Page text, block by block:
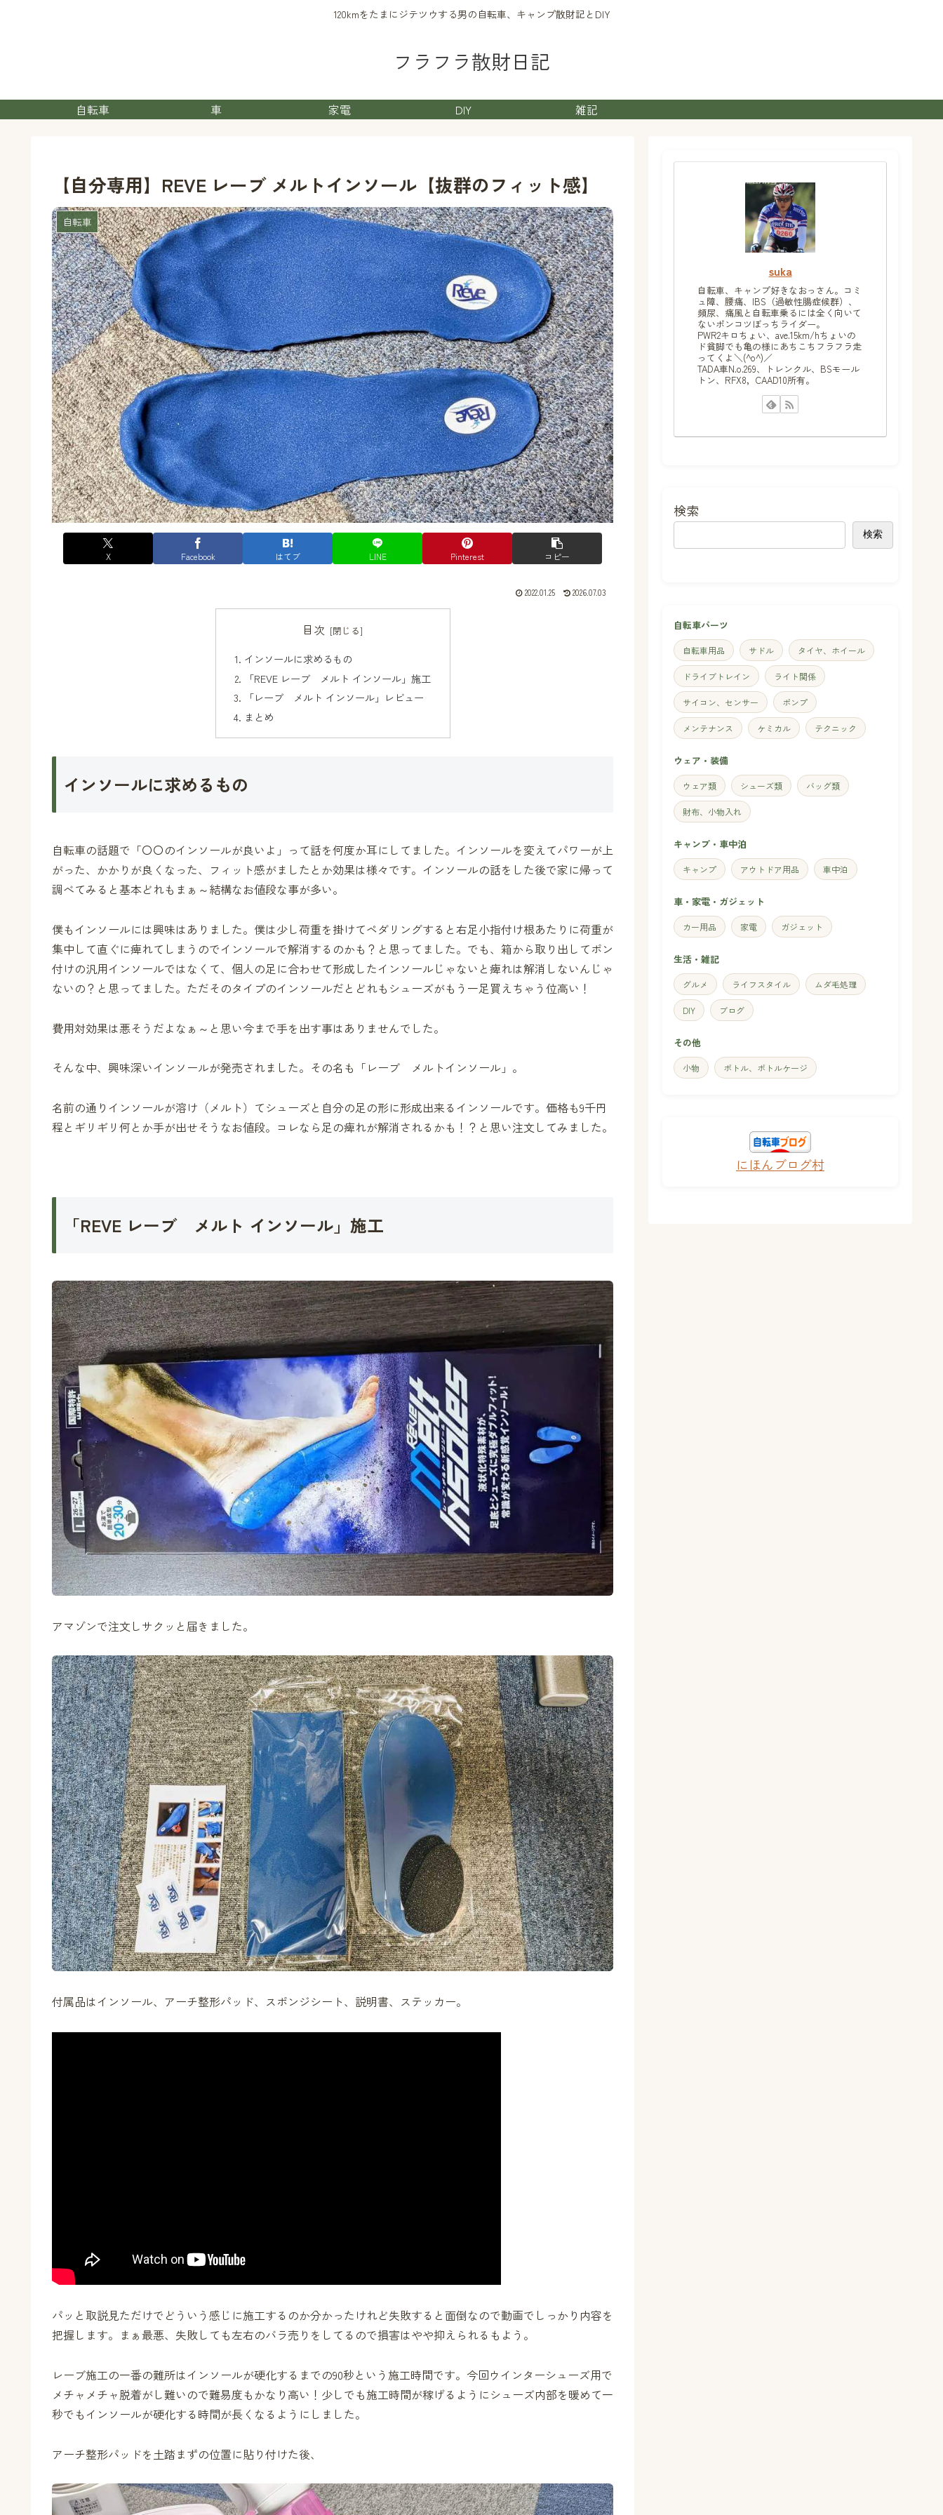
120kmをたまにジテツウする男の自転車、キャンプ散財記とDIY
フラフラ散財日記
自転車 車 家電 DIY 雑記
【自分専用】REVE レーブ メルトインソール【抜群のフィット感】
自転車
X Facebook はてブ LINE Pinterest コピー
2022.01.25 2026.07.03
目次
インソールに求めるもの
「REVE レーブ メルト インソール」施工
「レーブ メルト インソール」レビュー
まとめ
インソールに求めるもの
自転車の話題で「〇〇のインソールが良いよ」って話を何度か耳にしてました。インソールを変えてパワーが上
がった、かかりが良くなった、フィット感がましたとか効果は様々です。インソールの話をした後で家に帰って
調べてみると基本どれもまぁ～結構なお値段な事が多い。
僕もインソールには興味はありました。僕は少し荷重を掛けてペダリングすると右足小指付け根あたりに荷重が
集中して直ぐに痺れてしまうのでインソールで解消するのかも？と思ってました。でも、箱から取り出してポン
付けの汎用インソールではなくて、個人の足に合わせて形成したインソールじゃないと痺れは解消しないんじゃ
ないの？と思ってました。ただそのタイプのインソールだとどれもシューズがもう一足買えちゃう位高い！
費用対効果は悪そうだよなぁ～と思い今まで手を出す事はありませんでした。
そんな中、興味深いインソールが発売されました。その名も「レーブ メルトインソール」。
名前の通りインソールが溶け（メルト）てシューズと自分の足の形に形成出来るインソールです。価格も9千円
程とギリギリ何とか手が出せそうなお値段。コレなら足の痺れが解消されるかも！？と思い注文してみました。
「REVE レーブ メルト インソール」施工
アマゾンで注文しサクッと届きました。
付属品はインソール、アーチ整形パッド、スポンジシート、説明書、ステッカー。
パッと取説見ただけでどういう感じに施工するのか分かったけれど失敗すると面倒なので動画でしっかり内容を
把握します。まぁ最悪、失敗しても左右のバラ売りをしてるので損害はやや抑えられるもよう。
レーブ施工の一番の難所はインソールが硬化するまでの90秒という施工時間です。今回ウインターシューズ用で
メチャメチャ脱着がし難いので難易度もかなり高い！少しでも施工時間が稼げるようにシューズ内部を暖めて一
秒でもインソールが硬化する時間が長くなるようにしました。
アーチ整形パッドを土踏まずの位置に貼り付けた後、
suka
自転車、キャンプ好きなおっさん。コミ
ュ障、腰痛、IBS（過敏性腸症候群）、
頻尿、痛風と自転車乗るには全く向いて
ないポンコツぼっちライダー。
PWR2キロちょい、ave.15km/hちょいの
ド貧脚でも亀の様にあちこちフラフラ走
ってくよ＼(^o^)／
TADA車N.o.269、トレンクル、BSモール
トン、RFX8，CAAD10所有。
検索
検索
自転車パーツ
自転車用品 サドル タイヤ、ホイール
ドライブトレイン ライト関係
サイコン、センサー ポンプ
メンテナンス ケミカル テクニック
ウェア・装備
ウェア類 シューズ類 バッグ類
財布、小物入れ
キャンプ・車中泊
キャンプ アウトドア用品 車中泊
車・家電・ガジェット
カー用品 家電 ガジェット
生活・雑記
グルメ ライフスタイル ムダ毛処理
DIY ブログ
その他
小物 ボトル、ボトルケージ
にほんブログ村